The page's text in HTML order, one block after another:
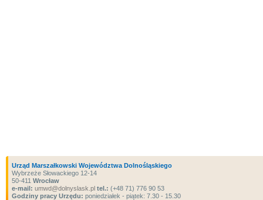
Urząd Marszałkowski Województwa Dolnośląskiego
Wybrzeże Słowackiego 12-14
50-411 Wrocław
e-mail: umwd@dolnyslask.pl tel.: (+48 71) 776 90 53
Godziny pracy Urzędu: poniedziałek - piątek: 7.30 - 15.30